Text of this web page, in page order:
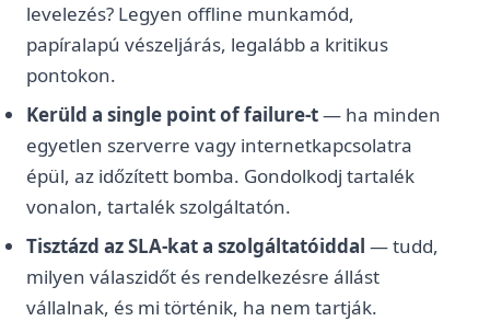
levelezés? Legyen offline munkamód,
papíralapú vészeljárás, legalább a kritikus
pontokon.
Kerüld a single point of failure-t— ha minden
egyetlen szerverre vagy internetkapcsolatra
épül, az időzített bomba. Gondolkodj tartalék
vonalon, tartalék szolgáltatón.
Tisztázd az SLA-kat a szolgáltatóiddal — tudd,
milyen válaszidőt és rendelkezésre állást
vállalnak, és mi történik, ha nem tartják.